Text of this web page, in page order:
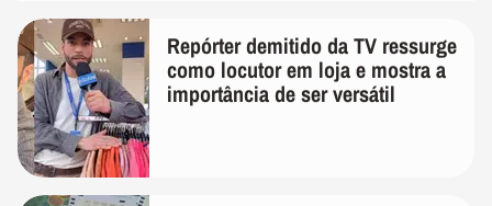
Repórter demitido da TV ressurge
como locutor em loja e mostra a
importância de ser versátil